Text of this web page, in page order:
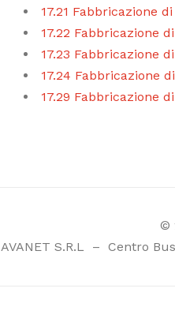
17.21 Fabbricazione
17.22 Fabbricazione
17.23 Fabbricazione
17.24 Fabbricazione
17.29 Fabbricazione
©
AVANET S.R.L
– Centro